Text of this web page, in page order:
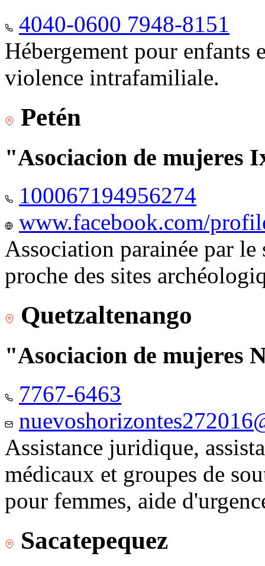
4040-0600 7948-8151
Hébergement pour enfants
violence intrafamiliale.
Petén
"Asociacion de mujeres
100067194956274
www.facebook.com/
Association parainée par
proche des sites
Quetzaltenango
"Asociacion de mujeres
7767-6463
Assistance juridique,
médicaux et groupes de
pour femmes, aide
Sacatepequez